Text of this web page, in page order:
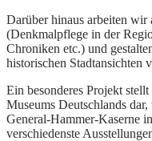
Darüber hinaus arbeiten wir
(Denkmalpflege in der
Chroniken etc.) und
historischen Stadtansichten
Ein besonderes Projekt
Museums Deutschlands
General-Hammer-Kaserne
verschiedenste